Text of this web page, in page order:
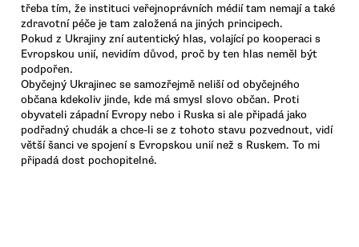
třeba tím, že instituci veřejnoprávních médií tam nemají a také
zdravotní péče je tam založená na jiných principech.
Pokud z Ukrajiny zní autentický hlas, volající po kooperaci s
Evropskou unií, nevidím důvod, proč by ten hlas neměl být
podpořen.
Obyčejný Ukrajinec se samozřejmě neliší od obyčejného
občana kdekoliv jinde, kde má smysl slovo občan. Proti
obyvateli západní Evropy nebo i Ruska si ale připadá jako
podřadný chudák a chce-li se z tohoto stavu pozvednout, vidí
větší šanci ve spojení s Evropskou unií než s Ruskem. To mi
připadá dost pochopitelné.